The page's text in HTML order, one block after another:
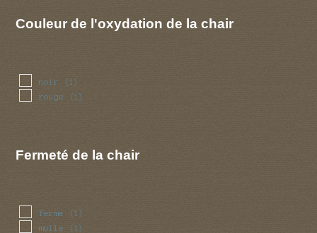
Couleur de l'oxydation de la chair
noir (1)
rouge (1)
Fermeté de la chair
ferme (1)
molle (1)